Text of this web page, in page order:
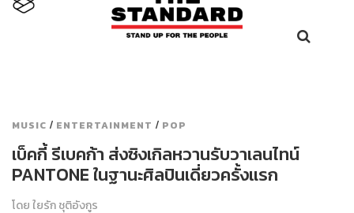
MUSIC / ENTERTAINMENT / POP
เบ็คกี้ รีเบคก้า ส่งซิงเกิลหวานรับวาเลนไทน์
PANTONE ในฐานะศิลปินเดี่ยวครั้งแรก
โดยใยรัก ชุติอังกูร